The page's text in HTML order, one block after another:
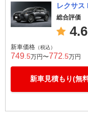
レクサス
総合評価
4.6
新車価格 （税込）
749 .5万円〜772 .5万円
新車見積もり(無